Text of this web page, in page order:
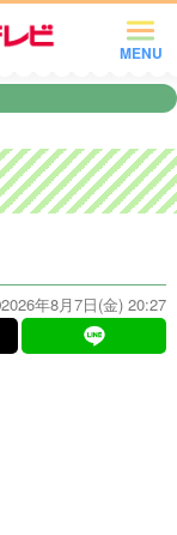
MENU
2026年8月7日(金) 20:27